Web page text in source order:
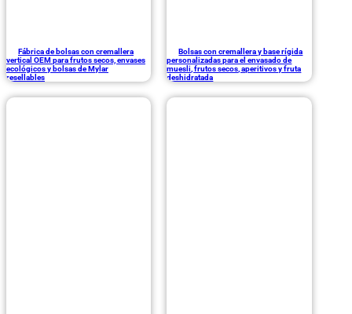
Fábrica de bolsas con cremallera
vertical OEM para frutos secos, envases
ecológicos y bolsas de Mylar
resellables
Bolsas con cremallera y base rígida
personalizadas para el envasado de
muesli, frutos secos, aperitivos y fruta
deshidratada